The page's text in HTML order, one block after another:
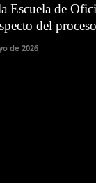
Escuela de
del
de 2026